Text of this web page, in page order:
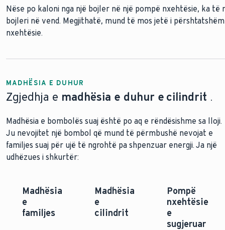
Nëse po kaloni nga një bojler në një pompë nxehtësie, ka të
bojleri në vend. Megjithatë, mund të mos jetë i
nxehtësie.
MADHËSIA E DUHUR
Zgjedhja e madhësia e duhur e cilindrit .
Madhësia e bombolës suaj është po aq e rëndësishme sa lloji.
Ju nevojitet një bombol që mund të përmbushë nevojat e
familjes suaj për ujë të ngrohtë pa shpenzuar energji. Ja një
udhëzues i shkurtër:
Madhësia
e
familjes
Madhësia
e
cilindrit
Pompë
nxehtësie
e
sugjeruar